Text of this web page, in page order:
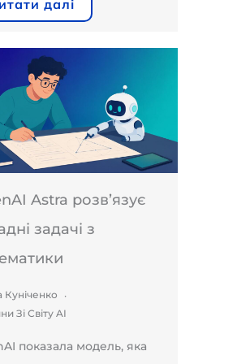
далі
Astra розв’язує
задачі з
Куніченко
Зі Світу AI
показала модель, яка